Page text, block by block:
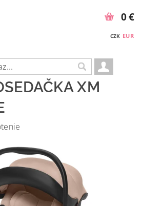
CZK EUR
0 €
XM